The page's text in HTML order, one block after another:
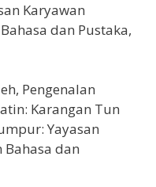
Karyawan
dan Pustaka,
Pengenalan
Karangan Tun
Yayasan
Bahasa dan